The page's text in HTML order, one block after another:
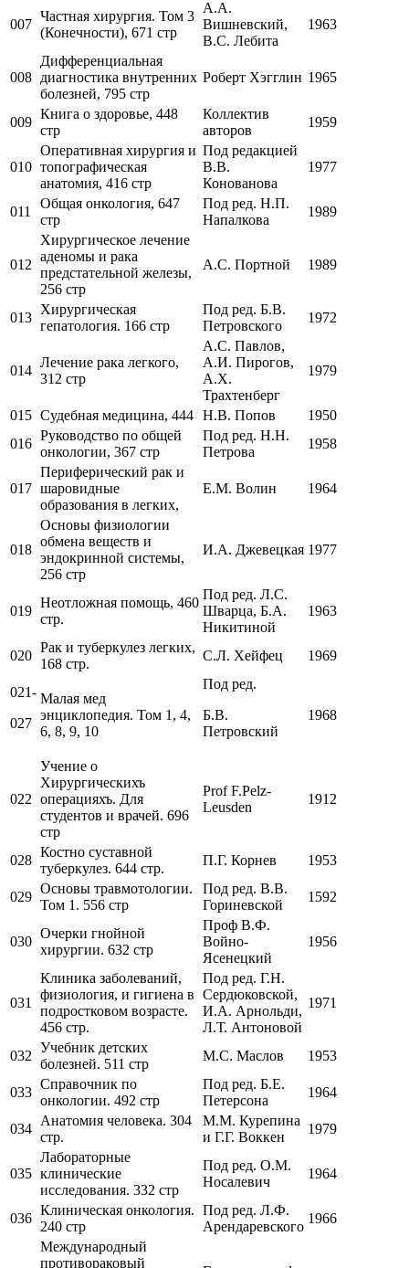
007
Частная хирургия. Том 3
(Конечности), 671 стр
А.А.
Вишневский,
В.С. Лебита
1963
008
Дифференциальная
диагностика внутренних
болезней, 795 стр
Роберт Хэгглин 1965
009
Книга о здоровье, 448
стр
Коллектив
авторов
1959
010
Оперативная хирургия и
топографическая
анатомия, 416 стр
Под редакцией
В.В.
Конованова
1977
011
Общая онкология, 647
стр
Под ред. Н.П.
Напалкова
1989
012
Хирургическое лечение
аденомы и рака
предстательной железы,
256 стр
А.С. Портной 1989
013
Хирургическая
гепатология. 166 стр
Под ред. Б.В.
Петровского
1972
014
Лечение рака легкого,
312 стр
А.С. Павлов,
А.И. Пирогов,
А.Х.
Трахтенберг
1979
015 Судебная медицина, 444 Н.В. Попов
1950
016
Руководство по общей
онкологии, 367 стр
Под ред. Н.Н.
Петрова
1958
017
Периферический рак и
шаровидные
образования в легких,
Е.М. Волин 1964
018
Основы физиологии
обмена веществ и
эндокринной системы,
256 стр
И.А. Джевецкая 1977
019
Неотложная помощь, 460
стр.
Под ред. Л.С.
Шварца, Б.А.
Никитиной
1963
020
Рак и туберкулез легких,
168 стр.
С.Л. Хейфец 1969
021-
027
Малая мед
энциклопедия. Том 1, 4,
6, 8, 9, 10
Под ред.
Б.В.
Петровский
1968
022
Учение о
Хирургическихъ
операцияхъ. Для
студентов и врачей. 696
стр
Prof F.Pelz-
Leusden
1912
028
Костно суставной
туберкулез. 644 стр.
П.Г. Корнев 1953
029
Основы травмотологии.
Том 1. 556 стр
Под ред. В.В.
Гориневской
1592
030
Очерки гнойной
хирургии. 632 стр
Проф В.Ф.
Войно-
Ясенецкий
1956
031
Клиника заболеваний,
физиология, и гигиена в
подростковом возрасте.
456 стр.
Под ред. Г.Н.
Сердюковской,
И.А. Арнольди,
Л.Т. Антоновой
1971
032
Учебник детских
болезней. 511 стр
М.С. Маслов 1953
033
Справочник по
онкологии. 492 стр
Под ред. Б.Е.
Петерсона
1964
034
Анатомия человека. 304
стр.
М.М. Курепина
и Г.Г. Воккен
1979
035
Лабораторные
клинические
исследования. 332 стр
Под ред. О.М.
Носалевич
1964
036
Клиническая онкология.
240 стр
Под ред. Л.Ф.
Арендаревского
1966
Международный
противораковый